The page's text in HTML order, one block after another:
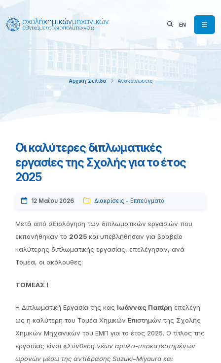
EN
Αρχική Σελίδα Ανακοινώσεις
Oι καλύτερες διπλωματικές
εργασίες της Σχολής για το έτος
2025
12 Μαΐου 2026 Διακρίσεις - Επιτεύγματα
Μετά από αξιολόγηση των διπλωματικών εργασιών που
εκπονήθηκαν το 2025 και υπεβλήθησαν για βραβείο
καλύτερης διπλωματικής εργασίας, επελέγησαν, ανά
Τομέα, οι ακόλουθες:
ΤΟΜΕΑΣ Ι
Η Διπλωματική Εργασία της κας Ιωάννας Παπίρη επελέγη
ως η καλύτερη του Τομέα Χημικών Επιστημών της Σχολής
Χημικών Μηχανικών του ΕΜΠ για το έτος 2025. Ο τίτλος της
εργασίας είναι «Σύνθεση νέων αρυλο-υποκατεστημένων
ωρονών μέσω της αντίδρασης Suzuki–Miyaura και